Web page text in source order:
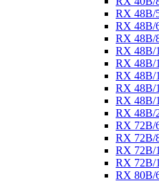
RX 48B/
RX 48B/
RX 48B/
RX 48B/
RX 48B/
RX 48B/
RX 48B/
RX 48B/
RX 48B/
RX 72B/
RX 72B/
RX 72B/
RX 72B/
RX 80B/